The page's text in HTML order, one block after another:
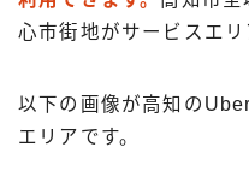
心市街地がサービスエリ
以下の画像が高知の
エリアです。